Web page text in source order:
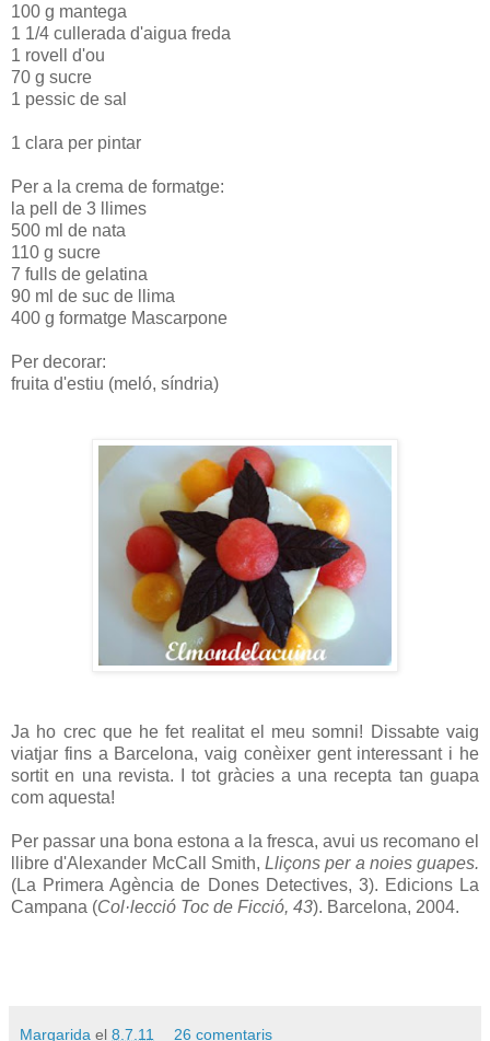
100 g mantega
1 1/4 cullerada d'aigua freda
1 rovell d'ou
70 g sucre
1 pessic de sal
1 clara per pintar
Per a la crema de formatge:
la pell de 3 llimes
500 ml de nata
110 g sucre
7 fulls de gelatina
90 ml de suc de llima
400 g formatge Mascarpone
Per decorar:
fruita d'estiu (meló, síndria)
Ja ho crec que he fet realitat el meu somni! Dissabte vaig
viatjar fins a Barcelona, vaig conèixer gent interessant i he
sortit en una revista. I tot gràcies a una recepta tan guapa
com aquesta!
Per passar una bona estona a la fresca, avui us recomano el
llibre d'Alexander McCall Smith, Lliçons per a noies guapes.
(La Primera Agència de Dones Detectives, 3). Edicions La
Campana (Col·lecció Toc de Ficció, 43). Barcelona, 2004.
Margarida el 8.7.11 26 comentaris